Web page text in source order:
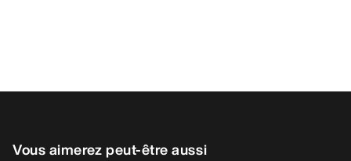
Vous aimerez peut-être aussi